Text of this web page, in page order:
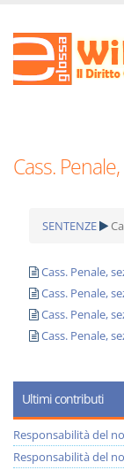
Cass.
SENTENZE
Cass. Penale,
Cass. Penale,
Cass. Penale,
Cass. Penale,
Ultimi contributi
Responsabilità del
Responsabilità del